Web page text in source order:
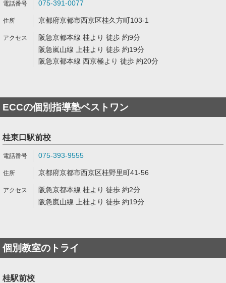
075-391-0077
京都府京都市西京区桂久方町103-1
阪急京都本線 桂より 徒歩 約9分
阪急嵐山線 上桂より 徒歩 約19分
阪急京都本線 西京極より 徒歩 約20分
ECCの個別指導塾ベストワン
桂東口駅前校
075-393-9555
京都府京都市西京区桂野里町41-56
阪急京都本線 桂より 徒歩 約2分
阪急嵐山線 上桂より 徒歩 約19分
個別教室のトライ
桂駅前校